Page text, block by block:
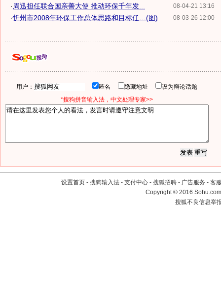
08-04-21 13:16
· 周迅担任联合国亲善大使 推动环保千年发...
08-03-26 12:00
·忻州市2008年环保工作总体思路和目标任…(图)
用户： 匿名 隐藏地址
设为辩论话题
*搜狗拼音输入法，中文处理专家>>
设置首页 - 搜狗输入法 - 支付中心 - 搜狐招聘 - 广告服务 - 客
Copyright©2016
搜狐不良信息举